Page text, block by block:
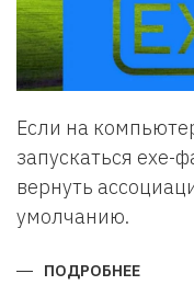
Если на
запускаться exe-
вернуть
умолчанию.
ПОДРОБНЕЕ